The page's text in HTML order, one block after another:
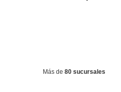
Más de 80 sucursales